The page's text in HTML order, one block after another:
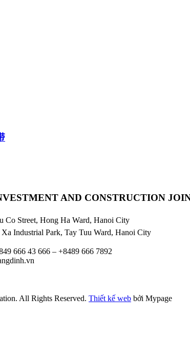
AND CONSTRUCTION
Co Street, Hong Ha Ward, Hanoi City
Industrial Park, Tay Tuu Ward, Hanoi City
666 43 666 – +8489 666 7892
All Rights Reserved. Thiết kế web bởi Mypage